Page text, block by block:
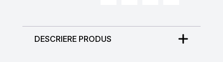
DESCRIERE PRODUS